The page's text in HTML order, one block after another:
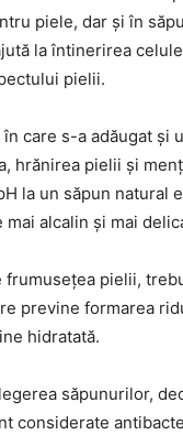
piele, dar și în
la întinerirea
pielii.
care s-a adăugat și
hrănirea pielii și
la un săpun natural
mai alcalin și mai
frumusețea pielii,
previne formarea
hidratată.
săpunurilor,
considerate